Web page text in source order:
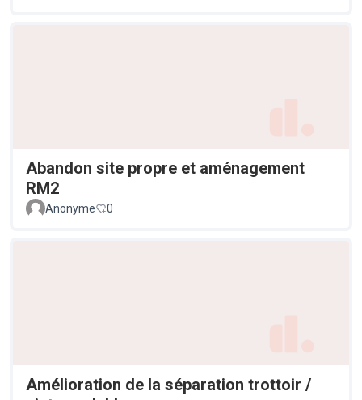
Abandon site propre et aménagement
RM2
Anonyme 0
Amélioration de la séparation trottoir /